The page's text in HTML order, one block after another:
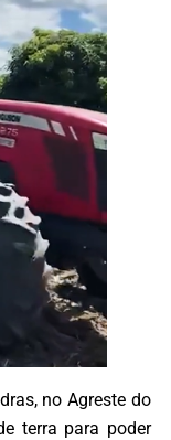
no Agreste do
terra para poder